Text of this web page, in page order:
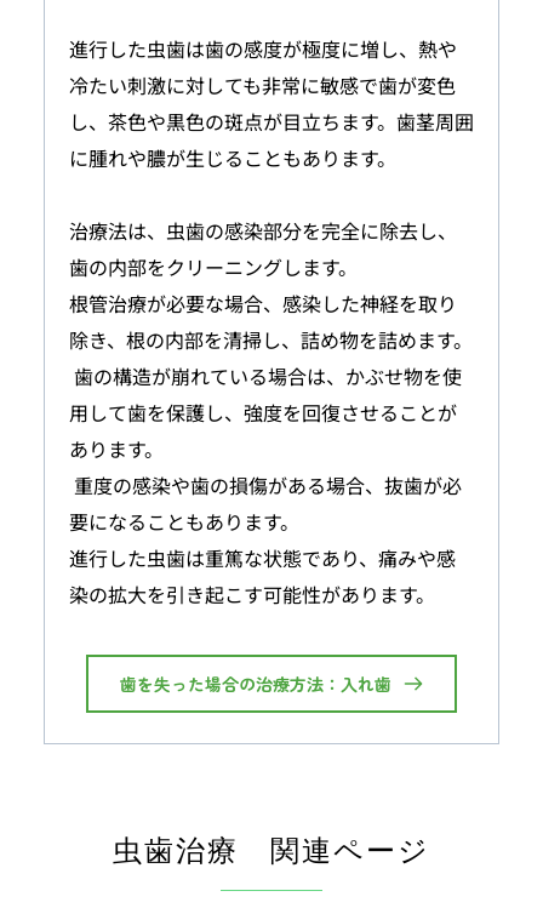
進行した虫歯は歯の感度が極度に増し、熱や
冷たい刺激に対しても非常に敏感で歯が変色
し、茶色や黒色の斑点が目立ちます。歯茎周囲
に腫れや膿が生じることもあります。
治療法は、虫歯の感染部分を完全に除去し、
歯の内部をクリーニングします。
根管治療が必要な場合、感染した神経を取り
除き、根の内部を清掃し、詰め物を詰めます。
用して歯を保護し、強度を回復させることが
あります。
要になることもあります。
進行した虫歯は重篤な状態であり、痛みや感
染の拡大を引き起こす可能性があります。
歯を失った場合の治療方法：入れ歯
虫歯治療　関連ページ